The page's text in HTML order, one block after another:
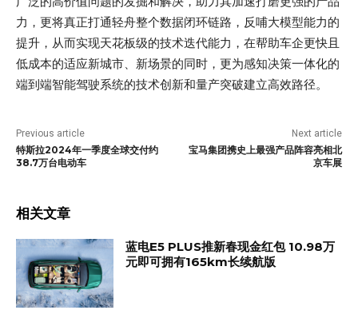
力，更将真正打通轻舟整个数据闭环链路，反哺大模型能力的
提升，从而实现天花板级的技术迭代能力，在帮助车企更快且
低成本的适应新城市、新场景的同时，更为感知决策一体化的
端到端智能驾驶系统的技术创新和量产突破建立高效路径。
Previous article
特斯拉2024年一季度全球交付约
38.7万台电动车
Next article
宝马集团携史上最强产品阵容亮相北
京车展
相关文章
蓝电E5 PLUS推新春现金红包 10.98万
元即可拥有165km长续航版